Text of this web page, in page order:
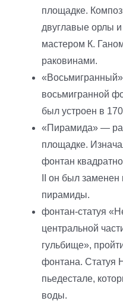
площадке.
двуглавые орлы
мастером К.
раковинами.
восьмигранной
был устроен в
«Пирамида» —
площадке.
фонтан
II он был
пирамиды.
фонтан-статуя
центральной
гульбище»,
фонтана. Статуя
пьедестале,
воды.